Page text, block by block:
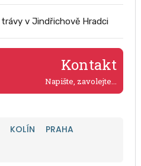
Kontakt
Napište, zavolejte...
KOLÍN
PRAHA